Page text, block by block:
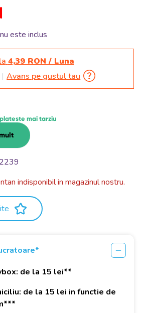
este inclus
4,39 RON / Luna
Avans pe gustul tau
plateste mai tarziu
indisponibil in magazinul nostru.
de la 15 lei**
de la 15 lei in functie de